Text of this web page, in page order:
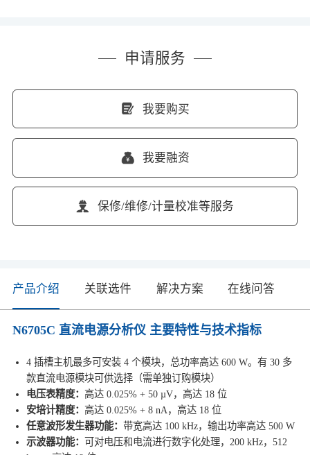
申请服务
我要购买
我要融资
保修/维修/计量校准等服务
产品介绍 关联选件 解决方案 在线问答
N6705C 直流电源分析仪 主要特性与技术指标
4 插槽主机最多可安装 4 个模块，总功率高达 600 W。有 30 多
款直流电源模块可供选择（需单独订购模块）
电压表精度： 高达 0.025% + 50 µV，高达 18 位
安培计精度： 高达 0.025% + 8 nA，高达 18 位
任意波形发生器功能： 带宽高达 100 kHz，输出功率高达 500 W
示波器功能：
可对电压和电流进行数字化处理，200 kHz，512